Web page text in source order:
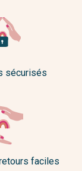
sécurisés
faciles